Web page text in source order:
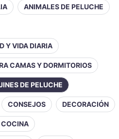
ANIMALES DE PELUCHE
Y VIDA DIARIA
CAMAS Y DORMITORIOS
DE PELUCHE
CONSEJOS DECORACIÓN
COCINA